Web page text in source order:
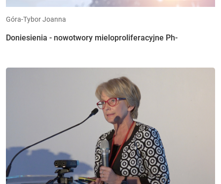
Góra-Tybor Joanna
Doniesienia - nowotwory mieloproliferacyjne Ph-